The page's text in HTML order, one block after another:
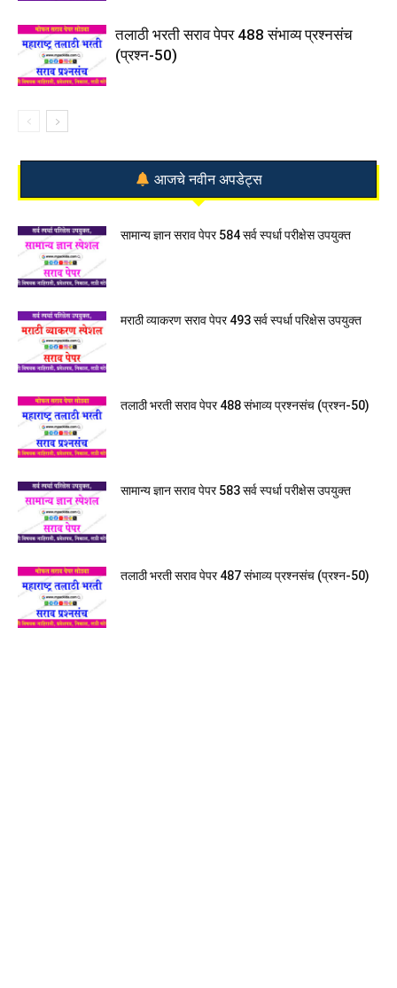
तलाठी भरती सराव पेपर 488 संभाव्य प्रश्नसंच
(प्रश्न-50)
आजचे नवीन अपडेट्स
सामान्य ज्ञान सराव पेपर 584 सर्व स्पर्धा परीक्षेस उपयुक्त
मराठी व्याकरण सराव पेपर 493 सर्व स्पर्धा परिक्षेस उपयुक्त
तलाठी भरती सराव पेपर 488 संभाव्य प्रश्नसंच (प्रश्न-50)
सामान्य ज्ञान सराव पेपर 583 सर्व स्पर्धा परीक्षेस उपयुक्त
तलाठी भरती सराव पेपर 487 संभाव्य प्रश्नसंच (प्रश्न-50)